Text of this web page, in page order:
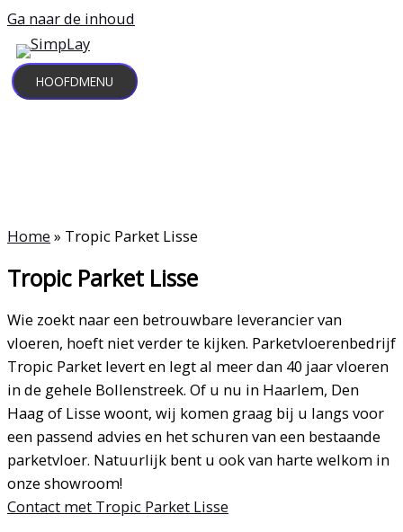
Ga naar de inhoud
HOOFDMENU
Home » Tropic Parket Lisse
Tropic Parket Lisse
Wie zoekt naar een betrouwbare leverancier van
vloeren, hoeft niet verder te kijken. Parketvloerenbedrijf
Tropic Parket levert en legt al meer dan 40 jaar vloeren
in de gehele Bollenstreek. Of u nu in Haarlem, Den
Haag of Lisse woont, wij komen graag bij u langs voor
een passend advies en het schuren van een bestaande
parketvloer. Natuurlijk bent u ook van harte welkom in
onze showroom!
Contact met Tropic Parket Lisse